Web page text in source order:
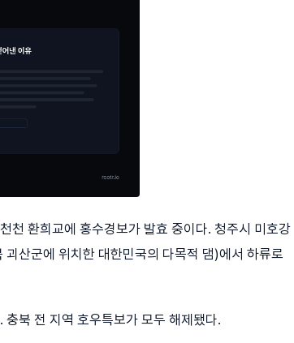
천 환희교에 홍수경보가 발효 중이다. 청주시 미호강
산군에 위치한 대한민국의 다목적 댐)에서 하류로
북 전 지역 호우특보가 모두 해제됐다.